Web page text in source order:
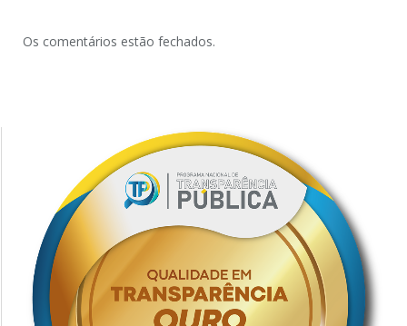
Os comentários estão fechados.